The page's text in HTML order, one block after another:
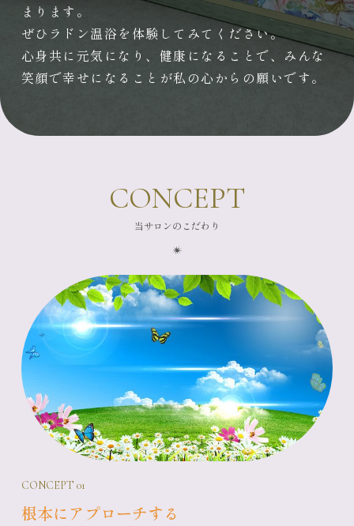
まります。
ぜひラドン温浴を体験してみてください。
心身共に元気になり、健康になることで、みんな
笑顔で幸せになることが私の心からの願いです。
CONCEPT
当サロンのこだわり
CONCEPT 01
根本にアプローチする